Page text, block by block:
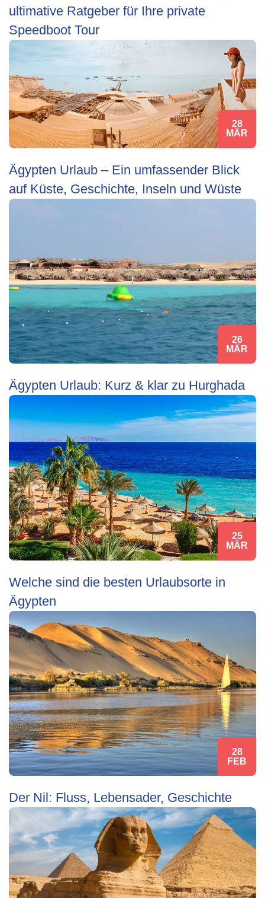
ultimative Ratgeber für Ihre private
Speedboot Tour
28
MÄR
Ägypten Urlaub – Ein umfassender Blick
auf Küste, Geschichte, Inseln und Wüste
26
MÄR
Ägypten Urlaub: Kurz & klar zu Hurghada
25
MÄR
Welche sind die besten Urlaubsorte in
Ägypten
28
FEB
Der Nil: Fluss, Lebensader, Geschichte